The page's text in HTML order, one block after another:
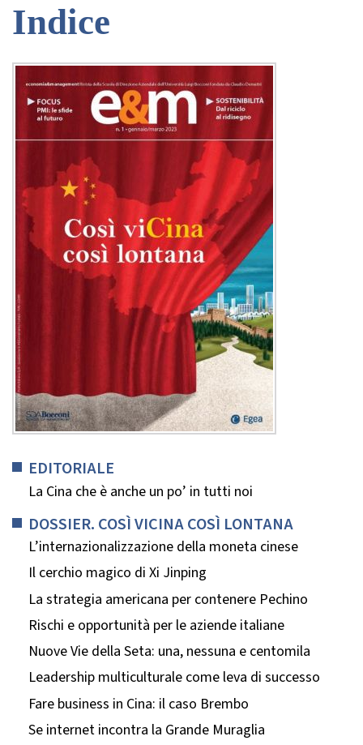
Indice
EDITORIALE
La Cina che è anche un po’ in tutti noi
DOSSIER. COSÌ VICINA COSÌ LONTANA
L’internazionalizzazione della moneta cinese
Il cerchio magico di Xi Jinping
La strategia americana per contenere Pechino
Rischi e opportunità per le aziende italiane
Nuove Vie della Seta: una, nessuna e centomila
Leadership multiculturale come leva di successo
Fare business in Cina: il caso Brembo
Se internet incontra la Grande Muraglia